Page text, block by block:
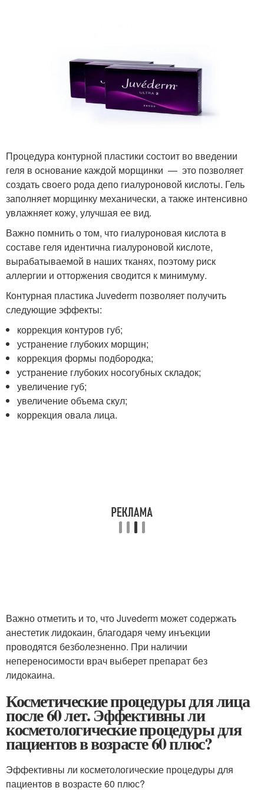
Процедура контурной пластики состоит во введении
геля в основание каждой морщинки — это позволяет
создать своего рода депо гиалуроновой кислоты. Гель
заполняет морщинку механически, а также интенсивно
увлажняет кожу, улучшая ее вид.
Важно помнить о том, что гиалуроновая кислота в
составе геля идентична гиалуроновой кислоте,
вырабатываемой в наших тканях, поэтому риск
аллергии и отторжения сводится к минимуму.
Контурная пластика Juvederm позволяет получить
следующие эффекты:
коррекция контуров губ;
устранение глубоких морщин;
коррекция формы подбородка;
устранение глубоких носогубных складок;
увеличение губ;
увеличение объема скул;
коррекция овала лица.
Важно отметить и то, что Juvederm может содержать
анестетик лидокаин, благодаря чему инъекции
проводятся безболезненно. При наличии
непереносимости врач выберет препарат без
лидокаина.
Косметические процедуры для лица
после 60 лет. Эффективны ли
косметологические процедуры для
пациентов в возрасте 60 плюс?
Эффективны ли косметологические процедуры для
пациентов в возрасте 60 плюс?